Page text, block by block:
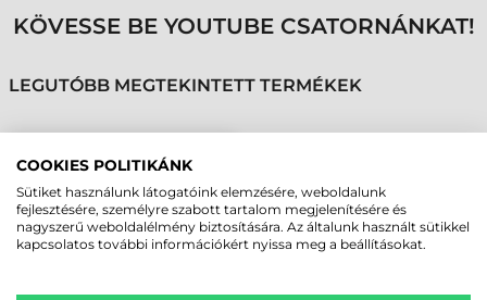
KÖVESSE BE YOUTUBE CSATORNÁNKAT!
LEGUTÓBB MEGTEKINTETT TERMÉKEK
NEWLAND KÁBEL, USB,
NVH220
COOKIES POLITIKÁNK
Sütiket használunk látogatóink elemzésére, weboldalunk
fejlesztésére, személyre szabott tartalom megjelenítésére és
nagyszerű weboldalélmény biztosítására. Az általunk használt sütikkel
kapcsolatos további információkért nyissa meg a beállításokat.